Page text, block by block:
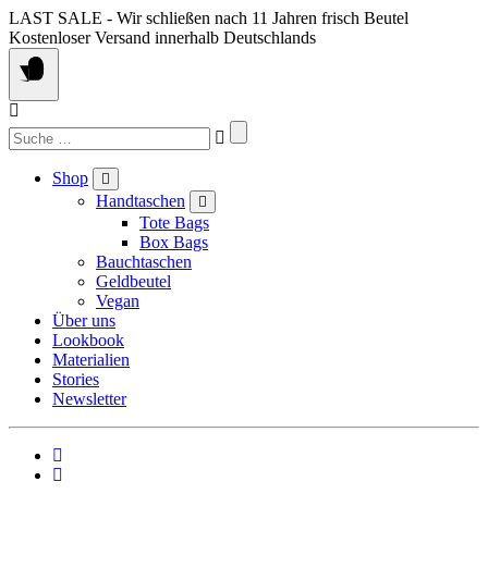
Springe
zum
Inhalt
LAST SALE - Wir schließen nach 11 Jahren frisch Beutel
Kostenloser Versand innerhalb Deutschlands
Suchen
nach:
Shop
Handtaschen
Tote Bags
Box Bags
Bauchtaschen
Geldbeutel
Vegan
Über uns
Lookbook
Materialien
Stories
Newsletter